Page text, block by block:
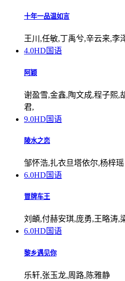
十年一品温如言
王川,任敏,丁禹兮,辛云来,李
4.0HD国语
阿颖
谢盈雪,金鑫,陶文成,程子熙,
君,
9.0HD国语
陵水之恋
邹怀浩,扎衣旦塔依尔,杨梓瑶
6.0HD国语
冒牌车王
刘頔,付赫安琪,庞勇,王略涛,
6.0HD国语
黎乡遇见你
乐轩,张玉龙,周路,陈雅静